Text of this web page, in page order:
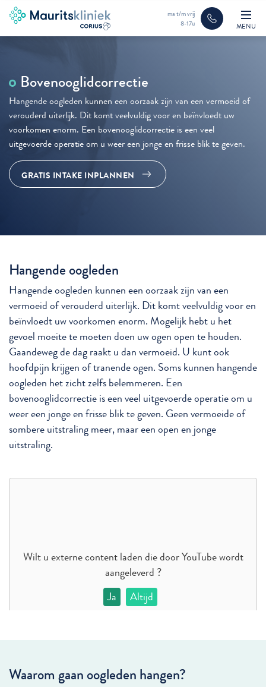
ma t/m vrij
8-17u
MENU
Bovenooglidcorrectie
Hangende oogleden kunnen een oorzaak zijn van een vermoeid of
verouderd uiterlijk. Dit komt veelvuldig voor en beïnvloedt uw
voorkomen enorm. Een bovenooglidcorrectie is een veel
uitgevoerde operatie om u weer een jonge en frisse blik te geven.
GRATIS INTAKE INPLANNEN
Hangende oogleden
Hangende oogleden kunnen een oorzaak zijn van een
vermoeid of verouderd uiterlijk. Dit komt veelvuldig voor en
beïnvloedt uw voorkomen enorm. Mogelijk hebt u het
gevoel moeite te moeten doen uw ogen open te houden.
Gaandeweg de dag raakt u dan vermoeid. U kunt ook
hoofdpijn krijgen of tranende ogen. Soms kunnen hangende
oogleden het zicht zelfs belemmeren. Een
bovenooglidcorrectie is een veel uitgevoerde operatie om u
weer een jonge en frisse blik te geven. Geen vermoeide of
sombere uitstraling meer, maar een open en jonge
uitstraling.
Wilt u externe content laden die doorYouTubewordt
aangeleverd ?
Ja
Altijd
Waarom gaan oogleden hangen?